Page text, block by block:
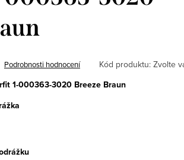
Podrobnosti hodnocení Kód produktu: Zvolte
1-000363-3020 Breeze Braun